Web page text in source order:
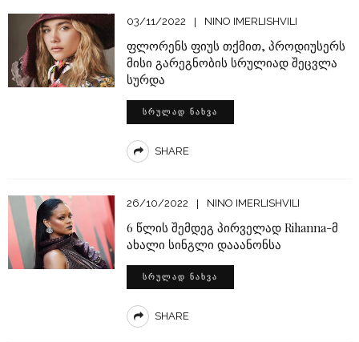
03/11/2022 NINO IMERLISHVILI
ფლორენს ფიუს თქმით, პროდიუსერს
მისი გარეგნობის სრულიად შეცვლა
სურდა
ᲡᲠᲣᲚᲐᲓ ᲜᲐᲮᲕᲐ
SHARE
26/10/2022 NINO IMERLISHVILI
6 წლის შემდეგ პირველად Rihanna-მ
ახალი სინგლი დააანონსა
ᲡᲠᲣᲚᲐᲓ ᲜᲐᲮᲕᲐ
SHARE